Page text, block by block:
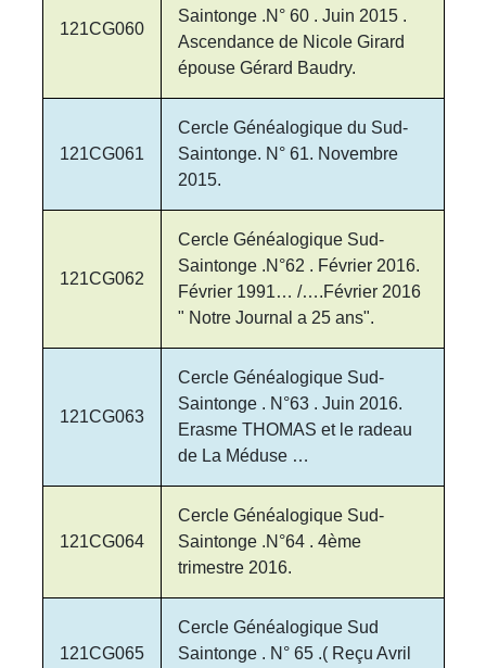
121CG060
Saintonge .N° 60 . Juin 2015 .
Ascendance de Nicole Girard
épouse Gérard Baudry.
121CG061
Cercle Généalogique du Sud-
Saintonge. N° 61. Novembre
2015.
121CG062
Cercle Généalogique Sud-
Saintonge .N°62 . Février 2016.
Février 1991… /….Février 2016
" Notre Journal a 25 ans".
121CG063
Cercle Généalogique Sud-
Saintonge . N°63 . Juin 2016.
Erasme THOMAS et le radeau
de La Méduse …
121CG064
Cercle Généalogique Sud-
Saintonge .N°64 . 4ème
trimestre 2016.
121CG065
Cercle Généalogique Sud
Saintonge . N° 65 .( Reçu Avril